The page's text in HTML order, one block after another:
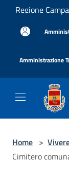
Salta al contenuto
Regione
Amministrazione
Home >
Cimitero